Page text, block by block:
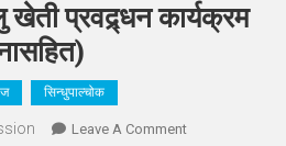
खेती प्रवद्र्धन कार्यक्रम
सिन्धुपाल्चोक
Leave A CommentOn